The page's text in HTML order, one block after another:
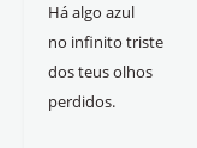
Há algo azul
no infinito triste
dos teus olhos
perdidos.